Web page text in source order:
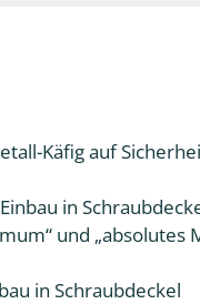
Käfig auf
in
und „absolutes
in Schraubdeckel